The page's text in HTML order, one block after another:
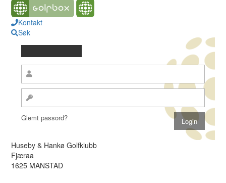
Kontakt
Søk
Glemt passord?
Huseby & Hankø Golfklubb
Fjæraa
1625 MANSTAD